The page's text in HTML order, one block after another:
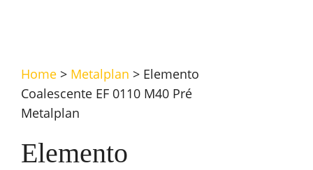
Home > Metalplan > Elemento
Coalescente EF 0110 M40 Pré
Metalplan
Elemento